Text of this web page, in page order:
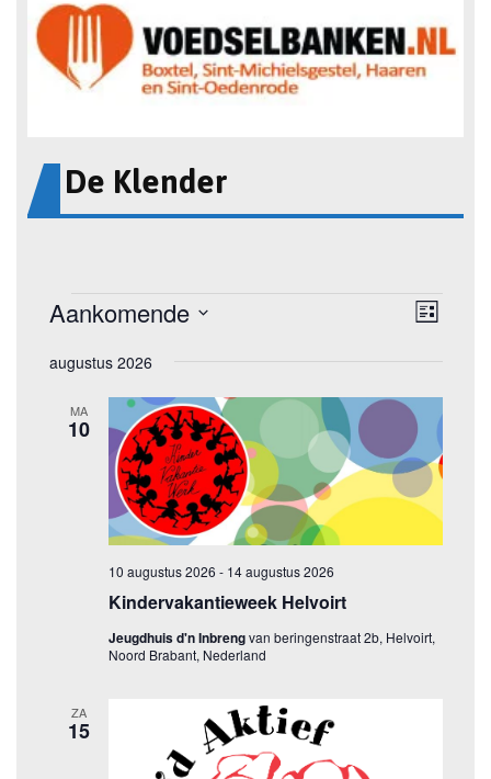
De Klender